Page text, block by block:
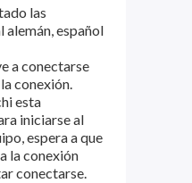
las
alemán, español
a conectarse
conexión.
esta
iniciarse al
espera a que
la conexión
conectarse.